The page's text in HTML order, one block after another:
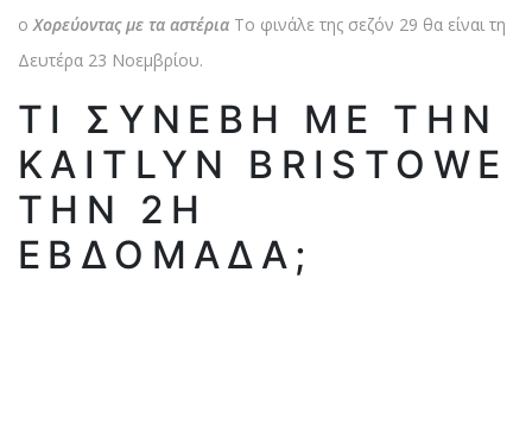
οΧορεύοντας με τα αστέρια Το φινάλε της σεζόν 29 θα είναι τη
Δευτέρα 23 Νοεμβρίου.
ΤΙ ΣΥΝΈΒΗ ΜΕ ΤΗΝ
KAITLYN BRISTOWE
ΤΗΝ 2Η
ΕΒΔΟΜΆΔΑ;